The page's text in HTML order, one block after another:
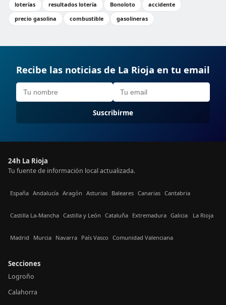
loterías
resultados lotería Bonoloto
accidente
precio gasolina
combustible gasolineras
Recibe las noticias de La Rioja en tu email
Suscribirme
24h La Rioja
Tu fuente de información local actualizada.
España Andalucía Aragón Asturias Baleares Canarias Cantabria
Castilla La-Mancha Castilla y León Cataluña Extremadura Galicia La Rioja
Madrid Murcia Navarra País Vasco Comunidad Valenciana
Secciones
Logroño
Calahorra